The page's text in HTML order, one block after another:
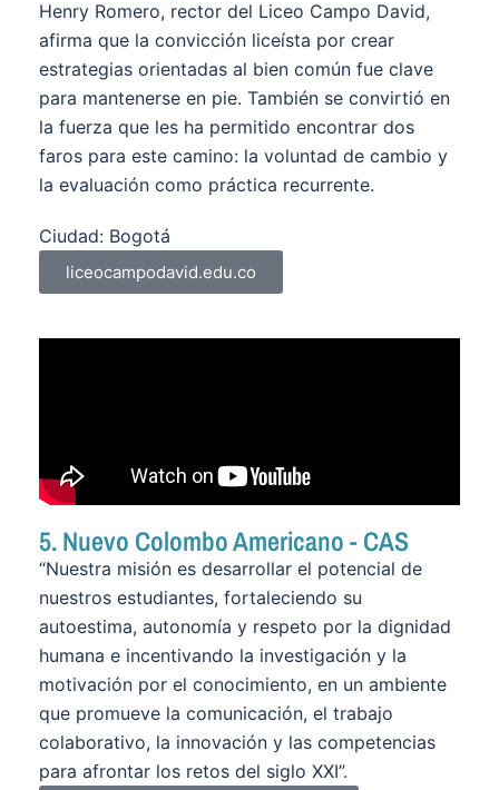
Henry Romero, rector del Liceo Campo David,
afirma que la convicción liceísta por crear
estrategias orientadas al bien común fue clave
para mantenerse en pie. También se convirtió en
la fuerza que les ha permitido encontrar dos
faros para este camino: la voluntad de cambio y
la evaluación como práctica recurrente.
Ciudad: Bogotá
liceocampodavid.edu.co
5. Nuevo Colombo Americano - CAS
“Nuestra misión es desarrollar el potencial de
nuestros estudiantes, fortaleciendo su
autoestima, autonomía y respeto por la dignidad
humana e incentivando la investigación y la
motivación por el conocimiento, en un ambiente
que promueve la comunicación, el trabajo
colaborativo, la innovación y las competencias
para afrontar los retos del siglo XXI”.